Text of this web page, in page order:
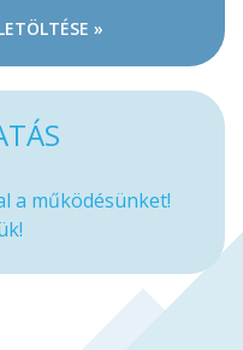
»
a működésünket!